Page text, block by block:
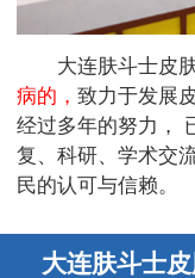
大连肤斗士皮
病的， 致力于发展
经过多年的努力，
复、科研、学术交
民的认可与信赖。
大连肤斗士